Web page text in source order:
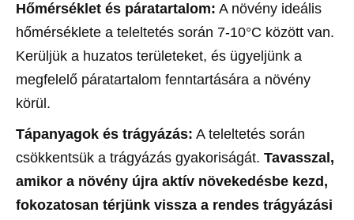
Hőmérséklet és páratartalom: A növény ideális
hőmérséklete a teleltetés során 7-10°C között van.
Kerüljük a huzatos területeket, és ügyeljünk a
megfelelő páratartalom fenntartására a növény
körül.
Tápanyagok és trágyázás: A teleltetés során
csökkentsük a trágyázás gyakoriságát. Tavasszal,
amikor a növény újra aktív növekedésbe kezd,
fokozatosan térjünk vissza a rendes trágyázási